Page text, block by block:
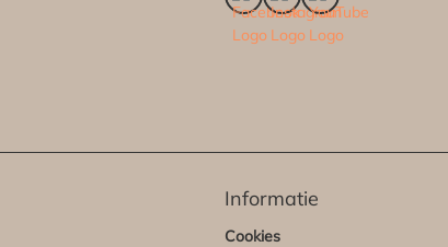
Informatie
Cookies